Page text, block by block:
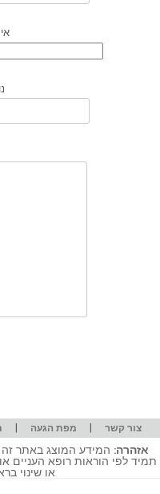
צור קשר | מפת הגעה |
אזהרה: המידע המוצג באתר זה
תמיד לפי הוראות רופא העניים
או שינוי